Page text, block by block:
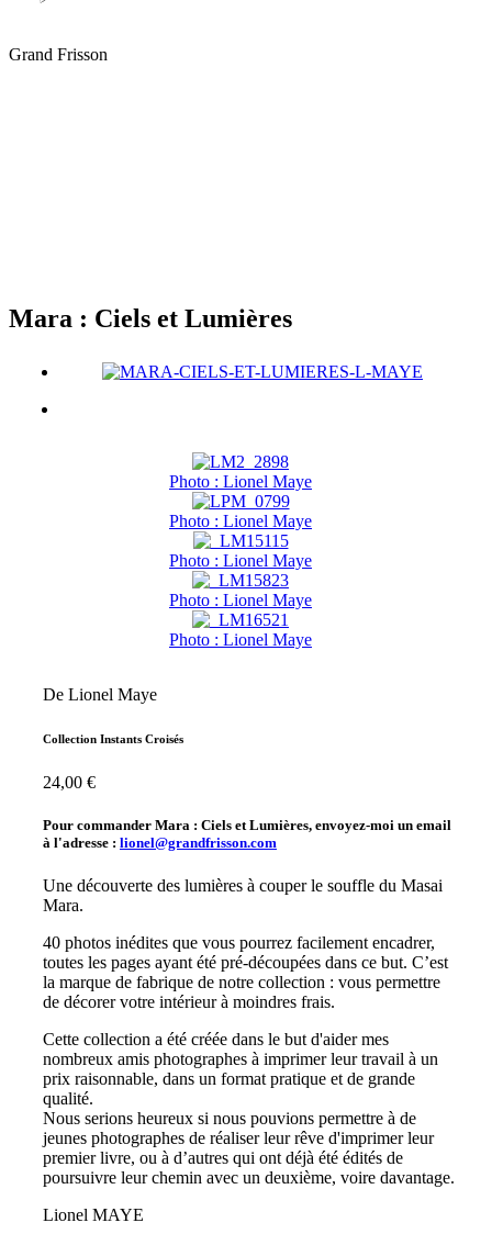
Grand Frisson
Mara : Ciels et Lumières
Photo : Lionel Maye
Photo : Lionel Maye
Photo : Lionel Maye
Photo : Lionel Maye
Photo : Lionel Maye
De Lionel Maye
Collection Instants Croisés
24,00 €
Pour commander Mara : Ciels et Lumières, envoyez-moi un email
à l'adresse : lionel@grandfrisson.com
Une découverte des lumières à couper le souffle du Masai
Mara.
40 photos inédites que vous pourrez facilement encadrer,
toutes les pages ayant été pré-découpées dans ce but. C’est
la marque de fabrique de notre collection : vous permettre
de décorer votre intérieur à moindres frais.
Cette collection a été créée dans le but d'aider mes
nombreux amis photographes à imprimer leur travail à un
prix raisonnable, dans un format pratique et de grande
qualité.
Nous serions heureux si nous pouvions permettre à de
jeunes photographes de réaliser leur rêve d'imprimer leur
premier livre, ou à d’autres qui ont déjà été édités de
poursuivre leur chemin avec un deuxième, voire davantage.
Lionel MAYE